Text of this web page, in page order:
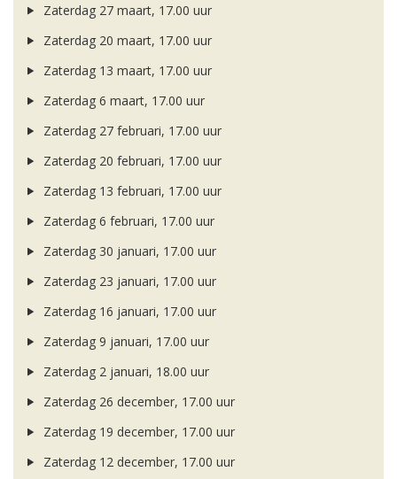
Zaterdag 27 maart, 17.00 uur
Zaterdag 20 maart, 17.00 uur
Zaterdag 13 maart, 17.00 uur
Zaterdag 6 maart, 17.00 uur
Zaterdag 27 februari, 17.00 uur
Zaterdag 20 februari, 17.00 uur
Zaterdag 13 februari, 17.00 uur
Zaterdag 6 februari, 17.00 uur
Zaterdag 30 januari, 17.00 uur
Zaterdag 23 januari, 17.00 uur
Zaterdag 16 januari, 17.00 uur
Zaterdag 9 januari, 17.00 uur
Zaterdag 2 januari, 18.00 uur
Zaterdag 26 december, 17.00 uur
Zaterdag 19 december, 17.00 uur
Zaterdag 12 december, 17.00 uur